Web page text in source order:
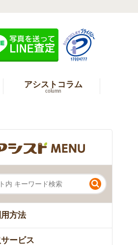
アシストコラム
column
方法
ービス